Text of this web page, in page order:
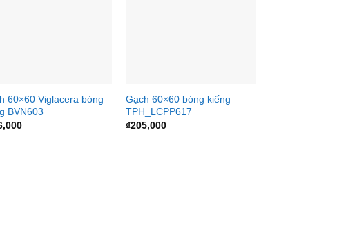
60×60 Viglacera bóng
BVN603
Gạch 60×60 bóng kiếng
TPH_LCPP617
₫205,000